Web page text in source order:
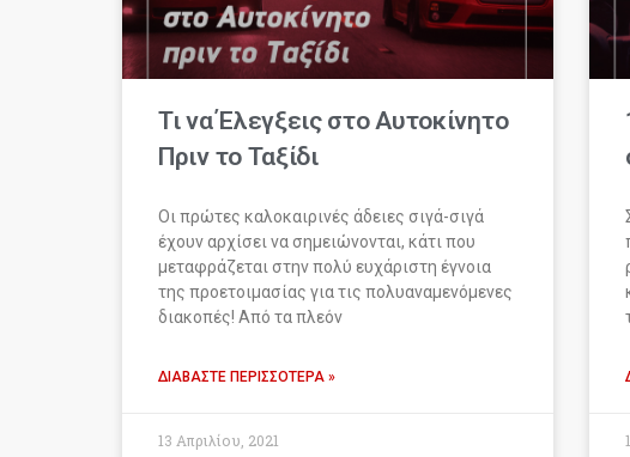
Τι να Έλεγξεις στο Αυτοκίνητο
Πριν το Ταξίδι
Οι πρώτες καλοκαιρινές άδειες σιγά-σιγά
έχουν αρχίσει να σημειώνονται, κάτι που
μεταφράζεται στην πολύ ευχάριστη έγνοια
της προετοιμασίας για τις πολυαναμενόμενες
διακοπές! Από τα πλεόν
ΔΙΑΒΆΣΤΕ ΠΕΡΙΣΣΌΤΕΡΑ »
13 Απριλίου, 2021